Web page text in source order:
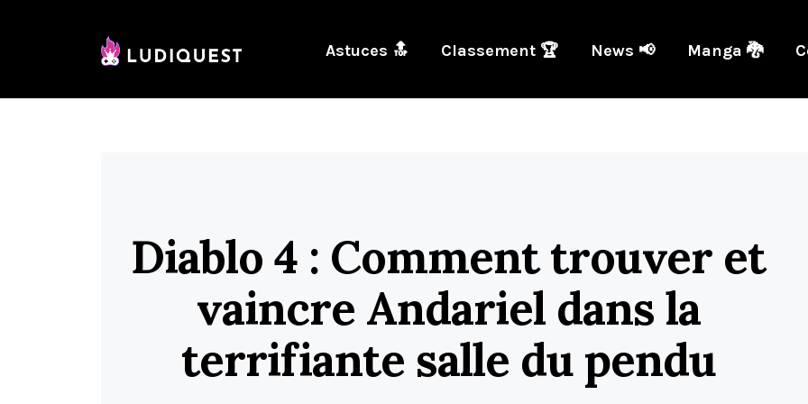
Astuces 🔝 Classement 🏆 News 📢 Manga 🐉
Diablo 4 : Comment trouver et
vaincre Andariel dans la
terrifiante salle du pendu